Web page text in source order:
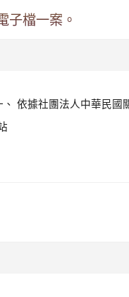
子檔一案。
依據社團法人中華民國